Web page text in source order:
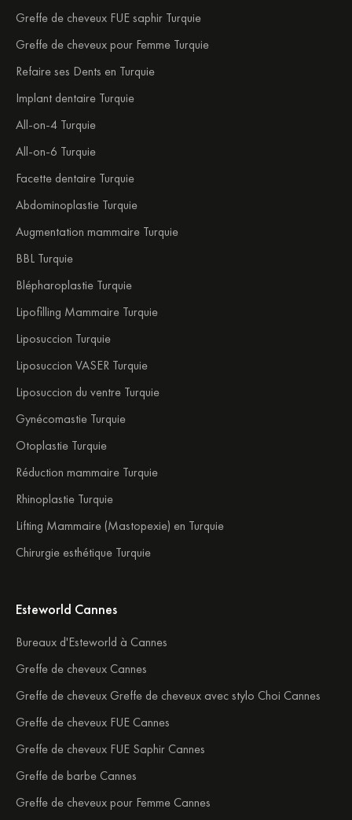
Greffe de cheveux FUE saphir Turquie
Greffe de cheveux pour Femme Turquie
Refaire ses Dents en Turquie
Implant dentaire Turquie
All-on-4 Turquie
All-on-6 Turquie
Facette dentaire Turquie
Abdominoplastie Turquie
Augmentation mammaire Turquie
BBL Turquie
Blépharoplastie Turquie
Lipofilling Mammaire Turquie
Liposuccion Turquie
Liposuccion VASER Turquie
Liposuccion du ventre Turquie
Gynécomastie Turquie
Otoplastie Turquie
Réduction mammaire Turquie
Rhinoplastie Turquie
Lifting Mammaire (Mastopexie) en Turquie
Chirurgie esthétique Turquie
Esteworld Cannes
Bureaux d'Esteworld à Cannes
Greffe de cheveux Cannes
Greffe de cheveux Greffe de cheveux avec stylo Choi Cannes
Greffe de cheveux FUE Cannes
Greffe de cheveux FUE Saphir Cannes
Greffe de barbe Cannes
Greffe de cheveux pour Femme Cannes